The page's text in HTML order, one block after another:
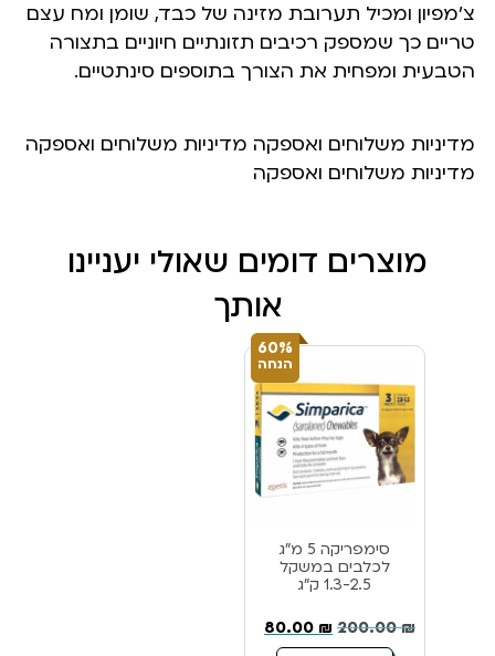
צ’מפיון ומכיל תערובת מזינה של כבד, שומן ומח עצם
טריים כך שמספק רכיבים תזונתיים חיוניים בתצורה
הטבעית ומפחית את הצורך בתוספים סינתטיים.
מדיניות משלוחים ואספקה מדיניות משלוחים ואספקה
מדיניות משלוחים ואספקה
מוצרים דומים שאולי יעניינו
אותך
60%
הנחה
סימפריקה 5 מ”ג
לכלבים במשקל
1.3-2.5 ק”ג
200.00₪
80.00 ₪